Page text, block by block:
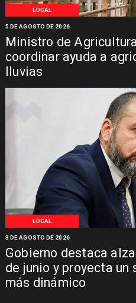
LOCAL
Ministro de
coordinar ayuda a
lluvias
5 DE AGOSTO DE 2026
LOCAL
Gobierno destaca
de junio y proyecta un
más dinámico
3 DE AGOSTO DE 2026